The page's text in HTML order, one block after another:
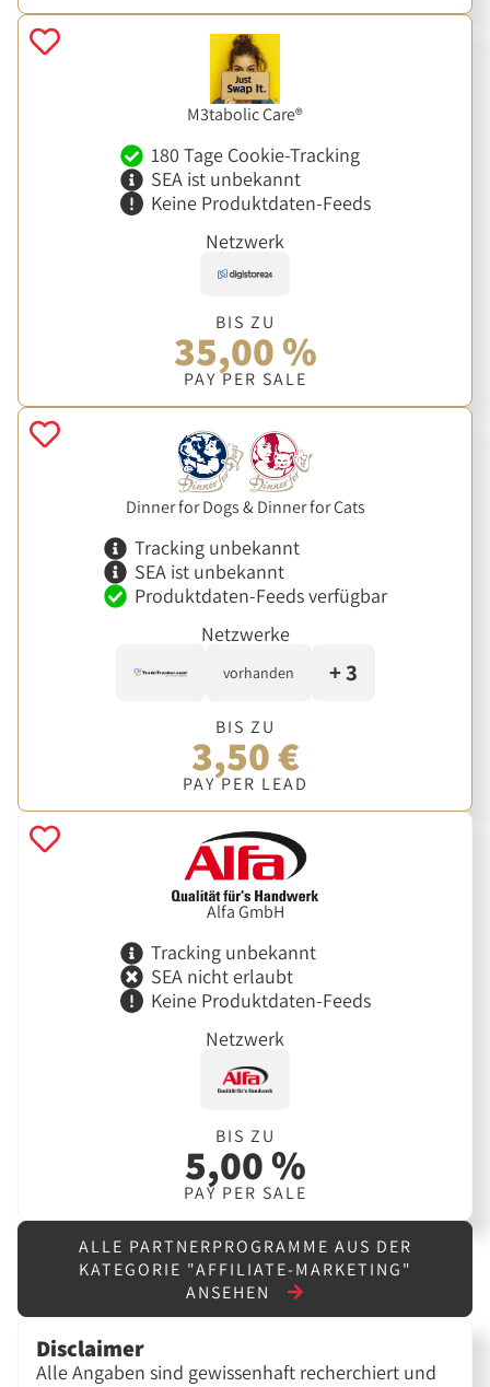
M3tabolic Care®
180 Tage Cookie-Tracking
SEA ist unbekannt
Keine Produktdaten-Feeds
Netzwerk
BIS ZU
35,00 %
PAY PER SALE
Dinner for Dogs & Dinner for Cats
Tracking unbekannt
SEA ist unbekannt
Produktdaten-Feeds verfügbar
Netzwerke
vorhanden + 3
BIS ZU
3,50 €
PAY PER LEAD
Alfa GmbH
Tracking unbekannt
SEA nicht erlaubt
Keine Produktdaten-Feeds
Netzwerk
BIS ZU
5,00 %
PAY PER SALE
ALLE PARTNERPROGRAMME AUS DER
KATEGORIE "AFFILIATE-MARKETING"
ANSEHEN
Disclaimer
Alle Angaben sind gewissenhaft recherchiert und